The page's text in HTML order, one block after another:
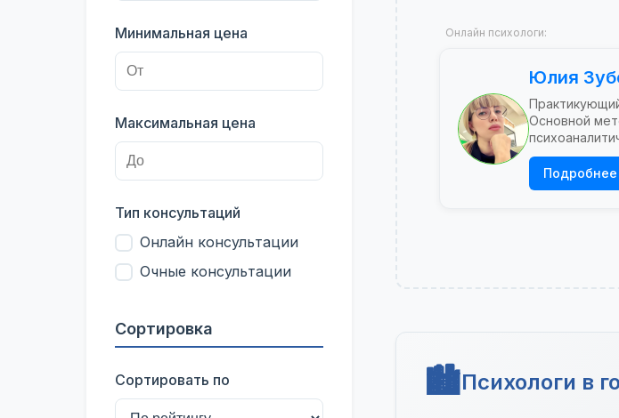
Минимальная цена
Максимальная цена
Тип консультаций
Онлайн консультации
Очные консультации
Сортировка
Сортировать по
Онлайн психологи:
Юлия
Основной
Подробнее
Психологи в